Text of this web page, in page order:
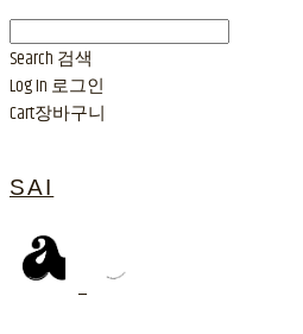
Search 검색
Log In 로그인
Cart장바구니
SAI